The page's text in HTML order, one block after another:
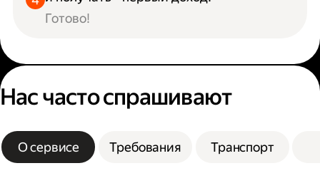
Готово!
Нас часто спрашивают
О сервисе Требования Транспорт